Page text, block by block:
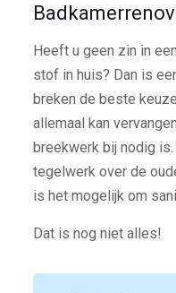
Heeft u geen zin in
stof in huis? Dan is
breken de beste
allemaal kan
breekwerk bij nodig
tegelwerk over de
is het mogelijk om
Dat is nog niet alles!